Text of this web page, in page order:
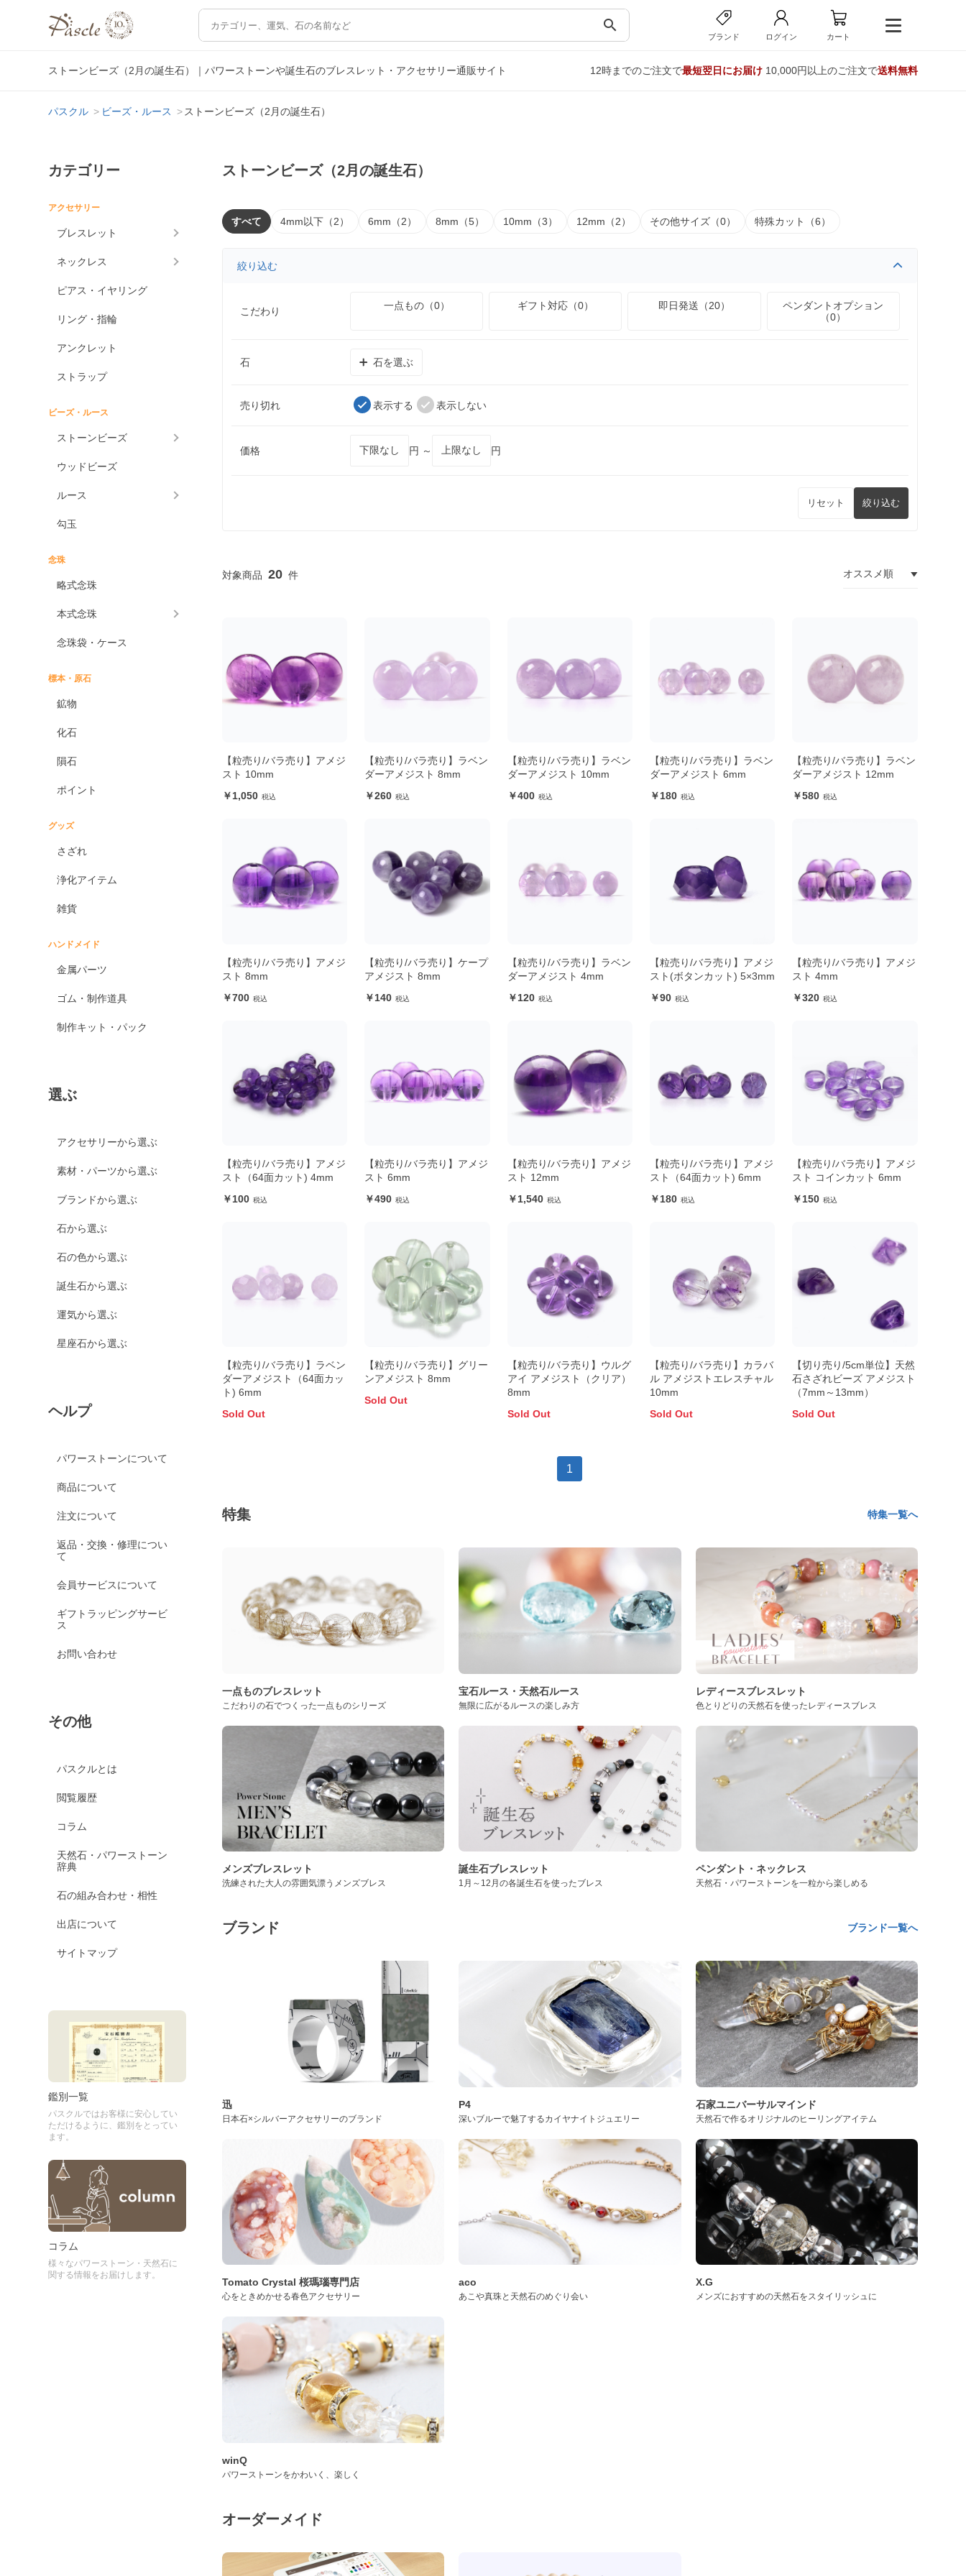
search
ブランド ログイン カート
ストーンビーズ（2月の誕生石）｜パワーストーンや誕生石のブレスレット・アクセサリー通販サイト 12時までのご注文で最短翌日にお届け10,000円以上のご注文で送料無料
パスクル ビーズ・ルース ストーンビーズ（2月の誕生石）
カテゴリー
アクセサリー
ブレスレット
ネックレス
ピアス・イヤリング
リング・指輪
アンクレット
ストラップ
ビーズ・ルース
ストーンビーズ
ウッドビーズ
ルース
勾玉
念珠
略式念珠
本式念珠
念珠袋・ケース
標本・原石
鉱物
化石
隕石
ポイント
グッズ
さざれ
浄化アイテム
雑貨
ハンドメイド
金属パーツ
ゴム・制作道具
制作キット・パック
選ぶ
アクセサリーから選ぶ
素材・パーツから選ぶ
ブランドから選ぶ
石から選ぶ
石の色から選ぶ
誕生石から選ぶ
運気から選ぶ
星座石から選ぶ
ヘルプ
パワーストーンについて
商品について
注文について
返品・交換・修理につい
て
会員サービスについて
ギフトラッピングサービ
ス
お問い合わせ
その他
パスクルとは
閲覧履歴
コラム
天然石・パワーストーン
辞典
石の組み合わせ・相性
出店について
サイトマップ
鑑別一覧
パスクルではお客様に安心してい
ただけるように、鑑別をとってい
ます。
コラム
様々なパワーストーン・天然石に
関する情報をお届けします。
ストーンビーズ（2月の誕生石）
すべて 4mm以下（2） 6mm（2） 8mm（5） 10mm（3） 12mm（2） その他サイズ（0） 特殊カット（6）
絞り込む
こだわり 一点もの（0） ギフト対応（0） 即日発送（20）
ペンダントオプション
（0）
石 石を選ぶ
売り切れ 表示する 表示しない
価格 円 ～ 円
リセット 絞り込む
20
【粒売り/バラ売り】アメジ
スト 10mm
1,050
【粒売り/バラ売り】ラベン
ダーアメジスト 8mm
260
【粒売り/バラ売り】ラベン
ダーアメジスト 10mm
400
【粒売り/バラ売り】ラベン
ダーアメジスト 6mm
180
【粒売り/バラ売り】ラベン
ダーアメジスト 12mm
580
【粒売り/バラ売り】アメジ
スト 8mm
700
【粒売り/バラ売り】ケープ
アメジスト 8mm
140
【粒売り/バラ売り】ラベン
ダーアメジスト 4mm
120
【粒売り/バラ売り】アメジ
スト(ボタンカット) 5×3mm
90
【粒売り/バラ売り】アメジ
スト 4mm
320
【粒売り/バラ売り】アメジ
スト（64面カット) 4mm
100
【粒売り/バラ売り】アメジ
スト 6mm
490
【粒売り/バラ売り】アメジ
スト 12mm
1,540
【粒売り/バラ売り】アメジ
スト（64面カット) 6mm
180
【粒売り/バラ売り】アメジ
スト コインカット 6mm
150
【粒売り/バラ売り】ラベン
ダーアメジスト（64面カッ
ト) 6mm
Sold Out
【粒売り/バラ売り】グリー
ンアメジスト 8mm
Sold Out
【粒売り/バラ売り】ウルグ
アイ アメジスト（クリア）
8mm
Sold Out
【粒売り/バラ売り】カラバ
ル アメジストエレスチャル
10mm
Sold Out
【切り売り/5cm単位】天然
石さざれビーズ アメジスト
（7mm～13mm）
Sold Out
1
特集 特集一覧へ
一点ものブレスレット
こだわりの石でつくった一点ものシリーズ
宝石ルース・天然石ルース
無限に広がるルースの楽しみ方
レディースブレスレット
色とりどりの天然石を使ったレディースブレス
メンズブレスレット
洗練された大人の雰囲気漂うメンズブレス
誕生石ブレスレット
1月～12月の各誕生石を使ったブレス
ペンダント・ネックレス
天然石・パワーストーンを一粒から楽しめる
ブランド ブランド一覧へ
迅
日本石×シルバーアクセサリーのブランド
P4
深いブルーで魅了するカイヤナイトジュエリー
石家ユニバーサルマインド
天然石で作るオリジナルのヒーリングアイテム
Tomato Crystal 桜瑪瑙専門店
心をときめかせる春色アクセサリー
aco
あこや真珠と天然石のめぐり会い
X.G
メンズにおすすめの天然石をスタイリッシュに
winQ
パワーストーンをかわいく、楽しく
オーダーメイド